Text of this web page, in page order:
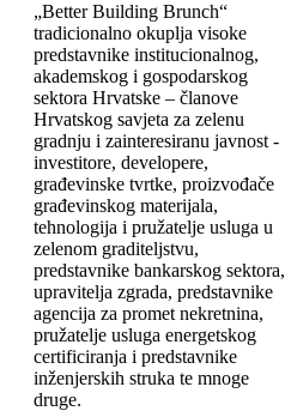
„Better Building Brunch“
tradicionalno okuplja visoke
predstavnike institucionalnog,
akademskog i gospodarskog
sektora Hrvatske – članove
Hrvatskog savjeta za zelenu
gradnju i zainteresiranu javnost -
investitore, developere,
građevinske tvrtke, proizvođače
građevinskog materijala,
tehnologija i pružatelje usluga u
zelenom graditeljstvu,
predstavnike bankarskog sektora,
upravitelja zgrada, predstavnike
agencija za promet nekretnina,
pružatelje usluga energetskog
certificiranja i predstavnike
inženjerskih struka te mnoge
druge.